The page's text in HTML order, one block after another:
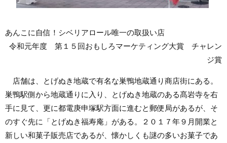
あんこに自信！シベリアロール唯一の取扱い店
令和元年度 第１５回おもしろマーケティング大賞 チャレン
ジ賞
店舗は、とげぬき地蔵で有名な巣鴨地蔵通り商店街にある。
巣鴨駅側から地蔵通りに入り、とげぬき地蔵のある髙岩寺を右
手に見て、更に都電庚申塚駅方面に進むと郵便局があるが、そ
のすぐ先に「とげぬき福寿庵」がある。２０１７年９月開業と
新しい和菓子販売店であるが、懐かしくも謎の多いお菓子であ